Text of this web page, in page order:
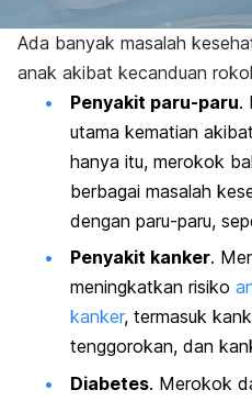
Ada banyak masalah
anak akibat kecanduan
Penyakit paru-paru.
utama kematian akibat
hanya itu, merokok
berbagai masalah
dengan paru-paru,
Penyakit kanker.
meningkatkan risiko
kanker, termasuk
tenggorokan, dan
Diabetes. Merokok